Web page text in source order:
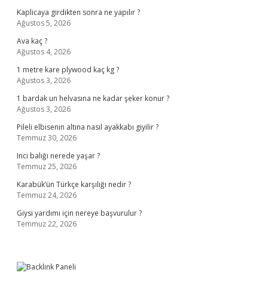
Kaplicaya girdikten sonra ne yapılır ?
Ağustos 5, 2026
Ava kaç ?
Ağustos 4, 2026
1 metre kare plywood kaç kg ?
Ağustos 3, 2026
1 bardak un helvasına ne kadar şeker konur ?
Ağustos 3, 2026
Pileli elbisenin altına nasıl ayakkabı giyilir ?
Temmuz 30, 2026
Inci balığı nerede yaşar ?
Temmuz 25, 2026
Karabük’ün Türkçe karşılığı nedir ?
Temmuz 24, 2026
Giysi yardımı için nereye başvurulur ?
Temmuz 22, 2026